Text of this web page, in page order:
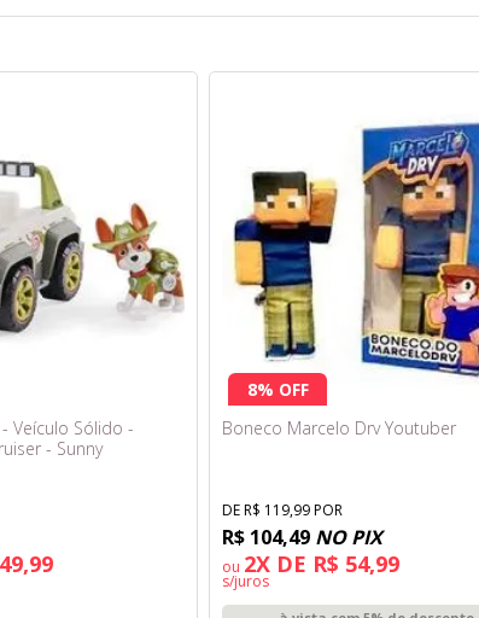
Veículo Sólido -
- Sunny
8% OFF
Boneco Marcelo Drv Youtuber
DE R$ 119,99 POR
R$ 104,49 NO PIX
ou 2X DE R$ 54,99
s/juros